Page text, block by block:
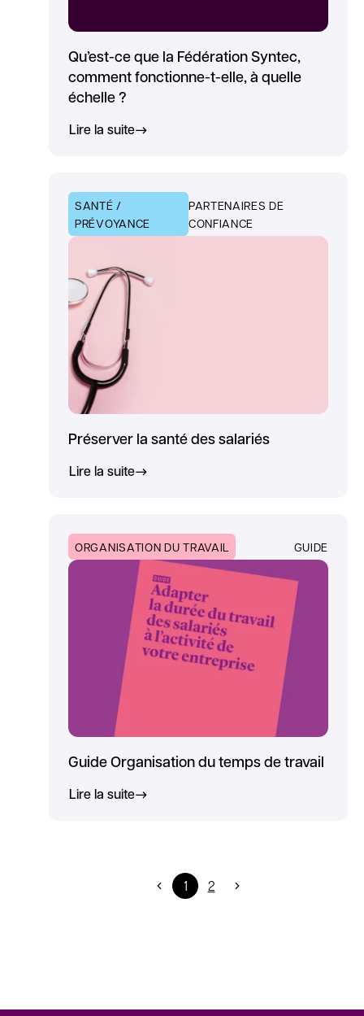
Qu’est-ce que la Fédération Syntec,
comment fonctionne-t-elle, à quelle
échelle ?
Lire la suite
SANTÉ /
PRÉVOYANCE
PARTENAIRES DE
CONFIANCE
Préserver la santé des salariés
Lire la suite
ORGANISATION DU TRAVAIL GUIDE
Guide Organisation du temps de travail
Lire la suite
1 2